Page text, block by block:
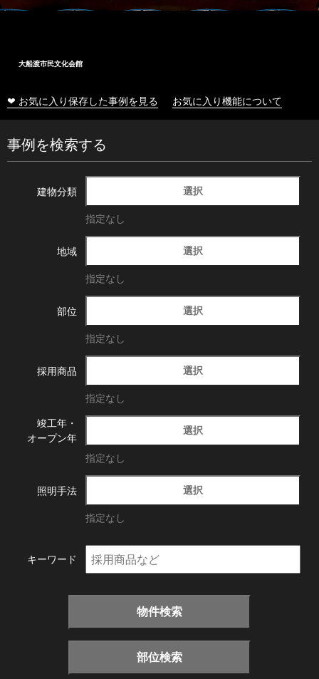
大船渡市民文化会館
❤ お気に入り保存した事例を見る お気に入り機能について
事例を検索する
建物分類 選択
指定なし
地域 選択
指定なし
部位 選択
指定なし
採用商品 選択
指定なし
竣工年・
オープン年
選択
指定なし
照明手法 選択
指定なし
キーワード
物件検索
部位検索